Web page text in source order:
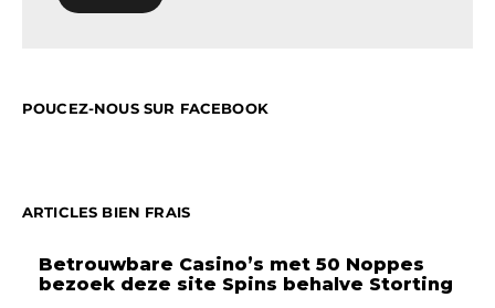
POUCEZ-NOUS SUR FACEBOOK
ARTICLES BIEN FRAIS
Betrouwbare Casino’s met 50 Noppes
bezoek deze site Spins behalve Storting